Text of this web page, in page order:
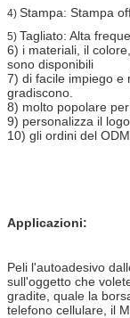
4) Stampa: Stampa
5) Tagliato: Alta
6) i materiali, il
sono disponibili
7) di facile impiego e
gradiscono.
8) molto popolare
9) personalizza il
10) gli ordini del
Applicazioni:
Peli l'autoadesivo
sull'oggetto che
gradite, quale la
telefono cellulare, il